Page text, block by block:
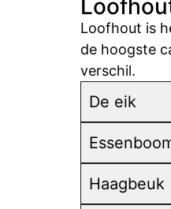
Loofhout is
de hoogste
verschil.
De eik
Haagbeuk